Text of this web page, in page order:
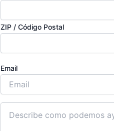
ZIP / Código Postal
Email
Cuentanos